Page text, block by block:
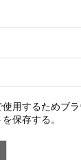
用するためブ
保存する。